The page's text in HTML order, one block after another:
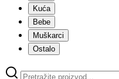
Kuća
Bebe
Muškarci
Ostalo